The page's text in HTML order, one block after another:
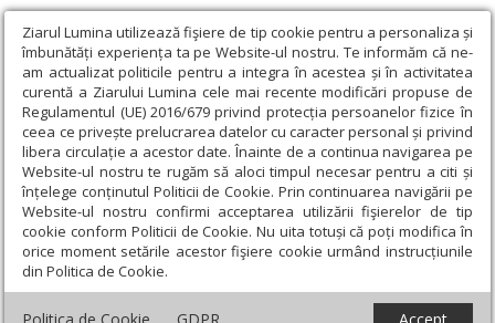
Ziarul Lumina utilizează fişiere de tip cookie pentru a personaliza și
îmbunătăți experiența ta pe Website-ul nostru. Te informăm că ne-
am actualizat politicile pentru a integra în acestea și în activitatea
curentă a Ziarului Lumina cele mai recente modificări propuse de
Regulamentul (UE) 2016/679 privind protecția persoanelor fizice în
ceea ce privește prelucrarea datelor cu caracter personal și privind
libera circulație a acestor date. Înainte de a continua navigarea pe
Website-ul nostru te rugăm să aloci timpul necesar pentru a citi și
înțelege conținutul Politicii de Cookie. Prin continuarea navigării pe
Website-ul nostru confirmi acceptarea utilizării fişierelor de tip
cookie conform Politicii de Cookie. Nu uita totuși că poți modifica în
orice moment setările acestor fişiere cookie urmând instrucțiunile
din Politica de Cookie.
Ziarul Lumina › Actualitate religioasă › Știri › Noaptea trecerii
dintre ani la Timișoara
Noaptea trecerii dintre ani la Timișoara